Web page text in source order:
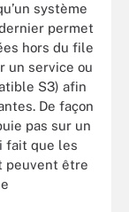
système
permet
hors du file
un service ou
S3) afin
De façon
pas sur un
fait que les
peuvent être